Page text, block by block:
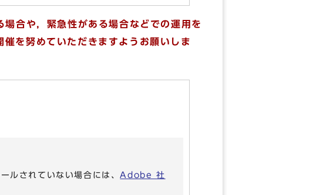
合や，緊急性がある場合などでの運用を
を努めていただきますようお願いしま
ルされていない場合には、Adobe 社